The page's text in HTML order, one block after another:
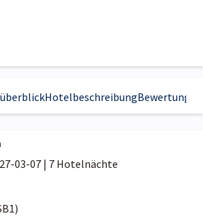
HotelbeschreibungBewertungen
03-07 | 7 Hotelnächte